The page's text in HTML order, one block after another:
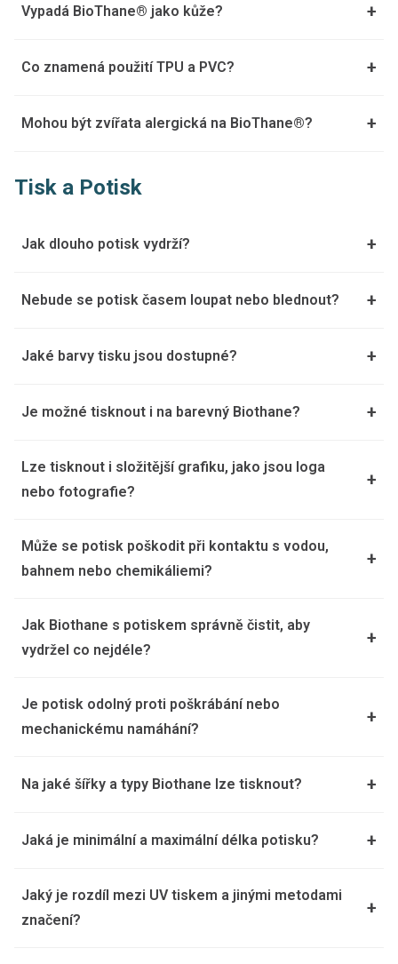
Vypadá BioThane® jako kůže? +
Co znamená použití TPU a PVC? +
Mohou být zvířata alergická na BioThane®? +
Tisk a Potisk
Jak dlouho potisk vydrží? +
Nebude se potisk časem loupat nebo blednout? +
Jaké barvy tisku jsou dostupné? +
Je možné tisknout i na barevný Biothane? +
Lze tisknout i složitější grafiku, jako jsou loga
nebo fotografie?
+
Může se potisk poškodit při kontaktu s vodou,
bahnem nebo chemikáliemi?
+
Jak Biothane s potiskem správně čistit, aby
vydržel co nejdéle?
+
Je potisk odolný proti poškrábání nebo
mechanickému namáhání?
+
Na jaké šířky a typy Biothane lze tisknout? +
Jaká je minimální a maximální délka potisku? +
Jaký je rozdíl mezi UV tiskem a jinými metodami
značení?
+